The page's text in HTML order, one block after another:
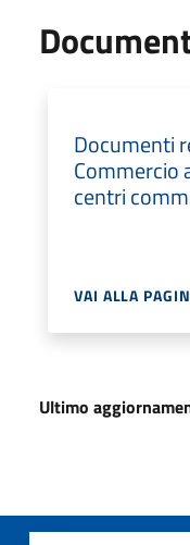
Documenti
Commercio
centri
VAI ALLA
Ultimo